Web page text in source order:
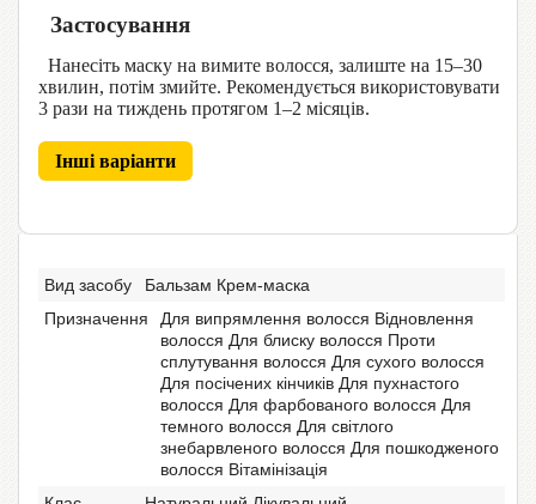
Застосування
Нанесіть маску на вимите волосся, залиште на 15–30
хвилин, потім змийте. Рекомендується використовувати
3 рази на тиждень протягом 1–2 місяців.
Інші варіанти
Вид засобу
Бальзам Крем-маска
Призначення
Для випрямлення волосся Відновлення
волосся Для блиску волосся Проти
сплутування волосся Для сухого волосся
Для посічених кінчиків Для пухнастого
волосся Для фарбованого волосся Для
темного волосся Для світлого
знебарвленого волосся Для пошкодженого
волосся Вітамінізація